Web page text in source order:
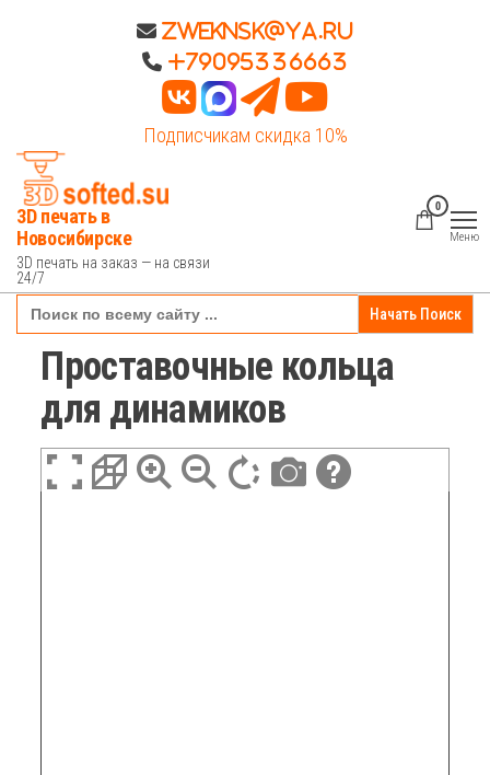
Zweknsk@ya.ru
+79095336663
Подписчикам скидка 10%
3D печать в
Новосибирске
3D печать на заказ — на связи
24/7
0
Меню
Search
for:
Проставочные кольца
для динамиков